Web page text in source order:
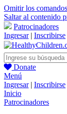
Omitir los
Saltar al contenido
Patrocinadores
Ingresar| Inscribirse
Donate
Menú
Ingresar| Inscribirse
Inicio
Patrocinadores